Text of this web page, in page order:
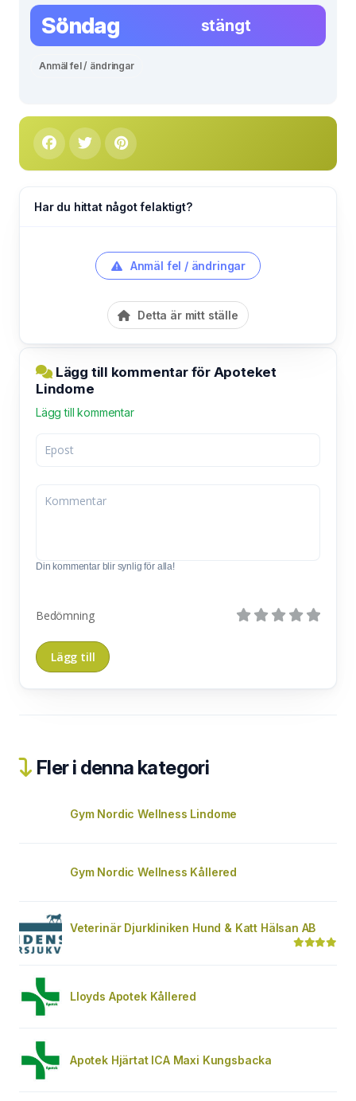
Söndag stängt
Anmäl fel / ändringar
Har du hittat något felaktigt?
Anmäl fel / ändringar
Detta är mitt ställe
Lägg till kommentar för Apoteket
Lindome
Lägg till kommentar
Din kommentar blir synlig för alla!
Bedömning
Fler i denna kategori
Gym Nordic Wellness Lindome
Gym Nordic Wellness Kållered
Veterinär Djurkliniken Hund & Katt Hälsan AB
Lloyds Apotek Kållered
Apotek Hjärtat ICA Maxi Kungsbacka